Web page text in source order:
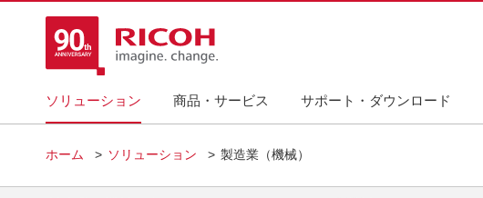
ソリューション 商品・サービス サポート・ダウンロード
ホーム ソリューション 製造業（機械）